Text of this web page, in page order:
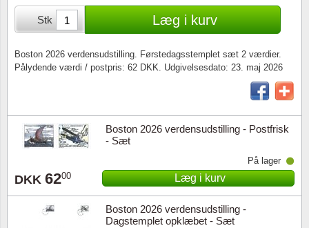
Stk Læg i kurv
Boston 2026 verdensudstilling. Førstedagsstemplet sæt 2 værdier.
Pålydende værdi / postpris: 62 DKK. Udgivelsesdato: 23. maj 2026
Boston 2026 verdensudstilling - Postfrisk
- Sæt
DKK 6200
På lager
Læg i kurv
Boston 2026 verdensudstilling -
Dagstemplet opklæbet - Sæt
Særkonvolutter
Souvenirmapper
Andre samleobjekter
Lupper, lamper & mikroskoper
Tilbehør - andet
Stålstik